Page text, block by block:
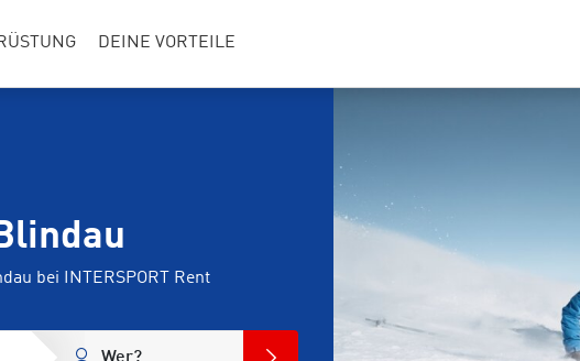
DEINE VORTEILE
bei INTERSPORT Rent
Wer?